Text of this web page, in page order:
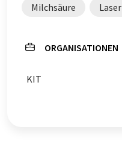
Milchsäure Laser
ORGANISATIONEN
KIT